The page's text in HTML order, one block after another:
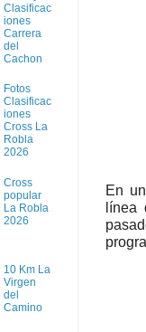
En
línea
Clasificac
iones
Carrera
del
Cachon
Fotos
Clasificac
iones
Cross La
Robla
2026
Cross
popular
La Robla
2026
10 Km La
Virgen
del
Camino